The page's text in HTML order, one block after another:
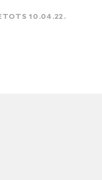
10.04.22.